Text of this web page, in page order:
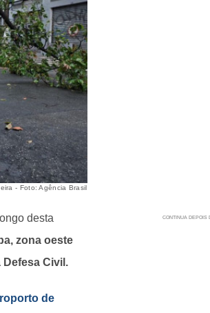
- Foto: Agência Brasil
desta
zona oeste
Civil.
de